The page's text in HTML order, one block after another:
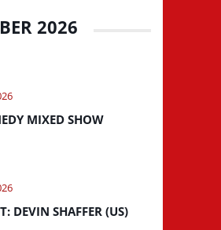
2026
MIXED SHOW
DEVIN SHAFFER (US)